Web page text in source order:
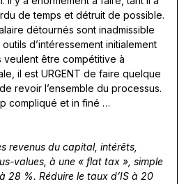
de temps et détruit de possible.
détournés sont inadmissible
d’intéressement initialement
veulent être compétitive à
il est URGENT de faire quelque
revoir l’ensemble du processus.
compliqué et in finé …
revenus du capital, intérêts,
values, à une « flat tax », simple
28 %. Réduire le taux d’IS à 20